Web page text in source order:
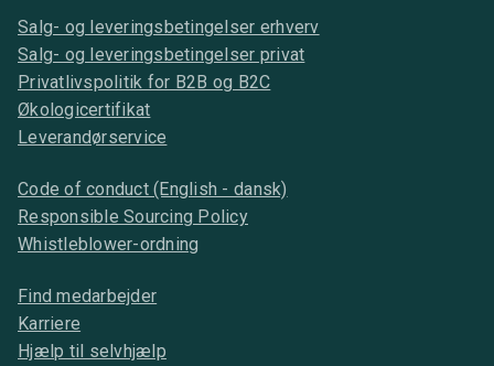
Salg- og leveringsbetingelser erhverv
Salg- og leveringsbetingelser privat
Privatlivspolitik for B2B og B2C
Økologicertifikat
Leverandørservice
Code of conduct (English - dansk)
Responsible Sourcing Policy
Whistleblower-ordning
Find medarbejder
Karriere
Hjælp til selvhjælp